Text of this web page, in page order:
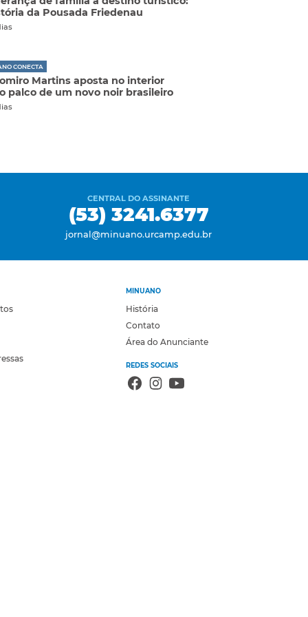
da Pousada Friedenau
CONECTA
Martins aposta no interior
palco de um novo noir brasileiro
CENTRAL DO ASSINANTE
(53) 3241.6377
jornal@minuano.urcamp.edu.br
MINUANO
História
Contato
Área do Anunciante
REDES SOCIAIS